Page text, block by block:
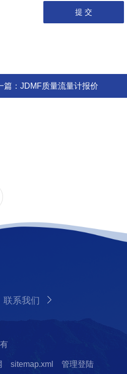
篇： JDMF质量流量计报价
联系我们
sitemap.xml 管理登陆